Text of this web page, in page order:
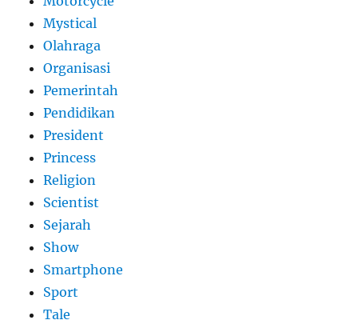
Mystical
Olahraga
Organisasi
Pemerintah
Pendidikan
President
Princess
Religion
Scientist
Sejarah
Show
Smartphone
Sport
Tale